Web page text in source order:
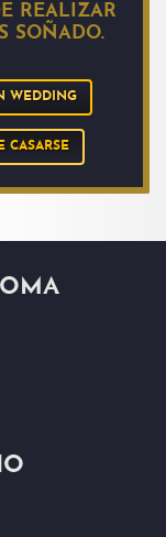
REALIZAR
SOÑADO.
WEDDING
CASARSE